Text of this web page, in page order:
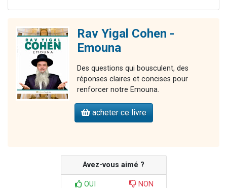
Rav Yigal Cohen -
Emouna
Des questions qui bousculent, des
réponses claires et concises pour
renforcer notre Emouna.
acheter ce livre
Avez-vous aimé ?
OUI NON